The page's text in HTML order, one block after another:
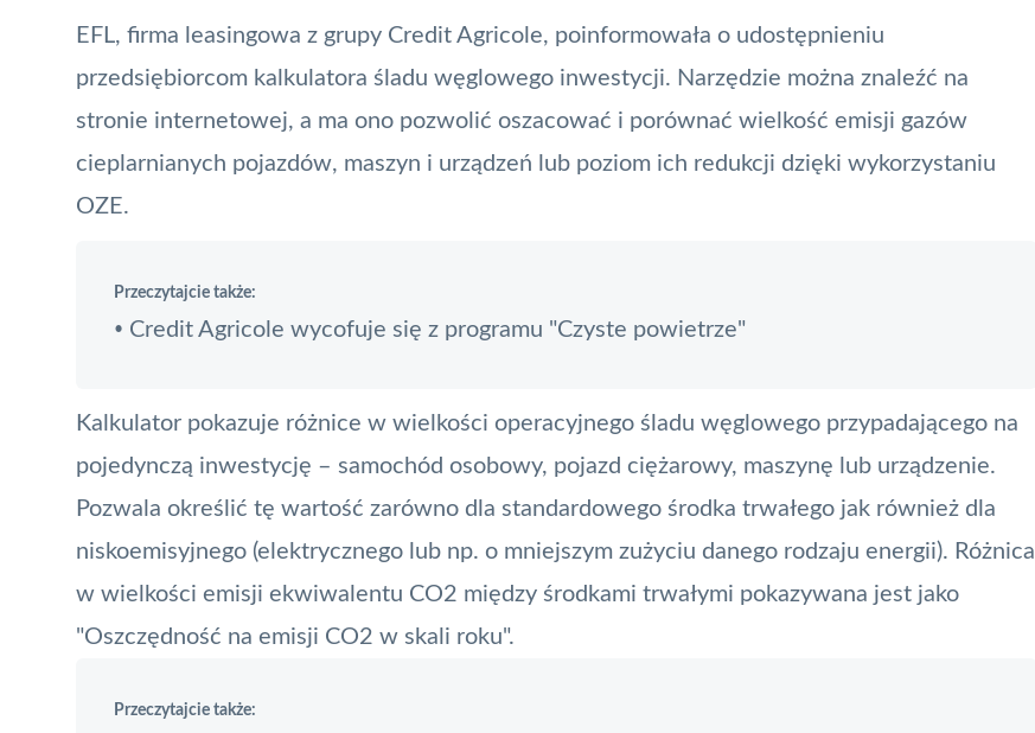
EFL, firma leasingowa z grupy Credit Agricole, poinformowała o udostępnieniu
przedsiębiorcom kalkulatora śladu węglowego inwestycji. Narzędzie można znaleźć na
stronie internetowej, a ma ono pozwolić oszacować i porównać wielkość emisji gazów
cieplarnianych pojazdów, maszyn i urządzeń lub poziom ich redukcji dzięki wykorzystaniu
OZE.
Przeczytajcie także:
• Credit Agricole wycofuje się z programu "Czyste powietrze"
Kalkulator pokazuje różnice w wielkości operacyjnego śladu węglowego przypadającego na
pojedynczą inwestycję – samochód osobowy, pojazd ciężarowy, maszynę lub urządzenie.
Pozwala określić tę wartość zarówno dla standardowego środka trwałego jak również dla
niskoemisyjnego (elektrycznego lub np. o mniejszym zużyciu danego rodzaju energii). Różnica
w wielkości emisji ekwiwalentu CO2 między środkami trwałymi pokazywana jest jako
"Oszczędność na emisji CO2 w skali roku".
Przeczytajcie także: